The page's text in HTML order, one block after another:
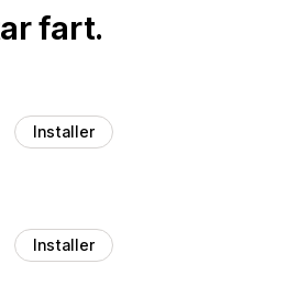
fart.
Installer
Installer